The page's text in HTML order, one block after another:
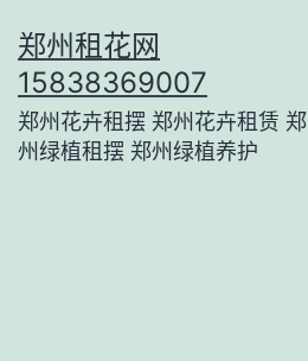
至
内
容
郑州租花网
15838369007
郑州花卉租摆 郑州花卉租赁 郑
州绿植租摆 郑州绿植养护